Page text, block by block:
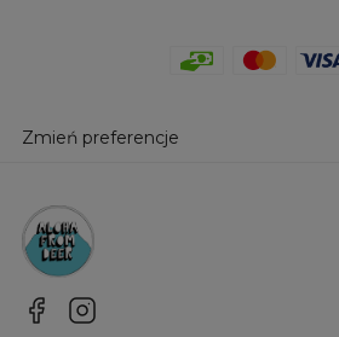
Zmień preferencje